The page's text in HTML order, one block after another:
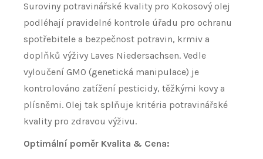
Suroviny potravinářské kvality pro Kokosový olej
podléhají pravidelné kontrole úřadu pro ochranu
spotřebitele a bezpečnost potravin, krmiv a
doplňků výživy Laves Niedersachsen. Vedle
vyloučení GMO (genetická manipulace) je
kontrolováno zatížení pesticidy, těžkými kovy a
plísněmi. Olej tak splňuje kritéria potravinářské
kvality pro zdravou výživu.
Optimální poměr Kvalita & Cena: